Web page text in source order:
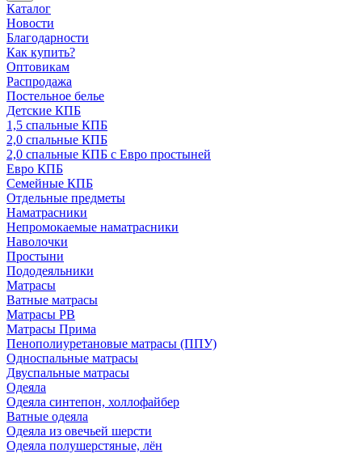
Каталог
Новости
Благодарности
Как купить?
Оптовикам
Распродажа
Постельное белье
Детские КПБ
1,5 спальные КПБ
2,0 спальные КПБ
2,0 спальные КПБ с Евро простыней
Евро КПБ
Семейные КПБ
Отдельные предметы
Наматрасники
Непромокаемые наматрасники
Наволочки
Простыни
Пододеяльники
Матрасы
Ватные матрасы
Матрасы РВ
Матрасы Прима
Пенополиуретановые матрасы (ППУ)
Односпальные матрасы
Двуспальные матрасы
Одеяла
Одеяла синтепон, холлофайбер
Ватные одеяла
Одеяла из овечьей шерсти
Одеяла полушерстяные, лён